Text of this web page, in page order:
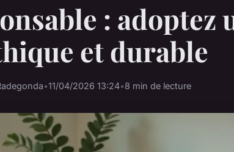
: adoptez
et durable
•11/04/2026 13:24•8 min de lecture